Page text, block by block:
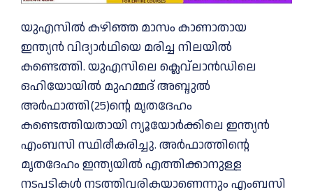
യുഎസില്‍ കഴിഞ്ഞ മാസം കാണാതായ
ഇന്ത്യൻ വിദ്യാർഥിയെ മരിച്ച നിലയില്‍
കണ്ടെത്തി. യുഎസിലെ ക്ലെവ്‍ലാൻഡിലെ
ഒഹിയോയില്‍ മുഹമ്മദ് അബ്ദുല്‍
അർഫാത്തി(25)ന്റെ മൃതദേഹം
കണ്ടെത്തിയതായി ന്യൂയോർക്കിലെ ഇന്ത്യൻ
എംബസി സ്ഥിരീകരിച്ചു. അർഫാത്തിന്റെ
മൃതദേഹം ഇന്ത്യയില്‍ എത്തിക്കാനുള്ള
നടപടികള്‍ നടത്തിവരികയാണെന്നും എംബസി